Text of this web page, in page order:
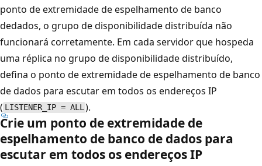
ponto de extremidade de espelhamento de banco
dedados, o grupo de disponibilidade distribuída não
funcionará corretamente. Em cada servidor que hospeda
uma réplica no grupo de disponibilidade distribuído,
defina o ponto de extremidade de espelhamento de banco
de dados para escutar em todos os endereços IP
( LISTENER_IP = ALL).
Crie um ponto de extremidade de
espelhamento de banco de dados para
escutar em todos os endereços IP